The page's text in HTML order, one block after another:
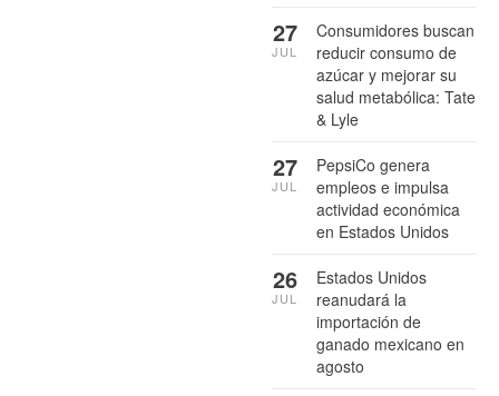
Consumidores buscan
reducir consumo de
azúcar y mejorar su
salud metabólica: Tate
& Lyle
27
JUL
PepsiCo genera
empleos e impulsa
actividad económica
en Estados Unidos
27
JUL
Estados Unidos
reanudará la
importación de
ganado mexicano en
agosto
26
JUL